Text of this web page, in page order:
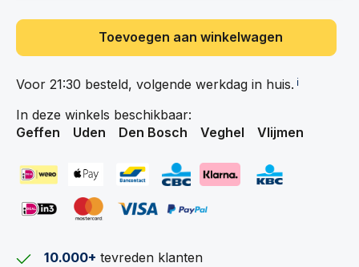
Toevoegen aan winkelwagen
Voor 21:30 besteld, volgende werkdag in huis. ℹ️
In deze winkels beschikbaar:
Geffen
Uden Den Bosch Veghel Vlijmen
10.000+ tevreden klanten